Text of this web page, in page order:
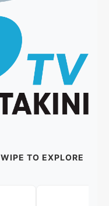
TO EXPLORE